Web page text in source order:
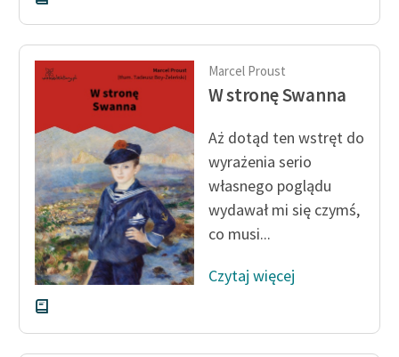
Marcel Proust
W stronę Swanna
Aż dotąd ten wstręt do
wyrażenia serio
własnego poglądu
wydawał mi się czymś,
co musi...
Czytaj więcej